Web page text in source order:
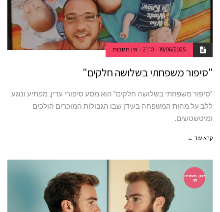
19/06/2025
21:10 אין תגובות
"סיפור משפחתי בשלושה חלקים"
"סיפור משפחתי בשלושה חלקים" הוא מסע סיפורי עדין, מפתיע ונוגע
ללב על מהות המשפחה בעידן שבו הגבולות המוכרים הולכים
ומיטשטשים.
קרא עוד ←
זמן משפח
תי